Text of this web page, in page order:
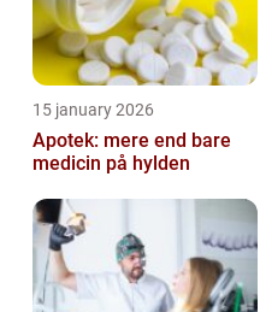
15 january 2026
Apotek: mere end bare
medicin på hylden